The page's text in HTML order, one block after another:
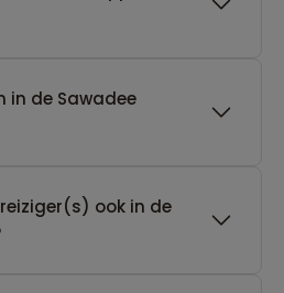
in de Sawadee
ook in de